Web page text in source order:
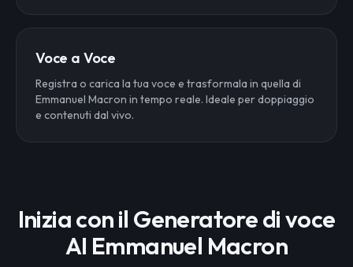
Voce a Voce
Registra o carica la tua voce e trasformala in quella di
Emmanuel Macron in tempo reale. Ideale per doppiaggio
e contenuti dal vivo.
Inizia con il Generatore di voce
AI Emmanuel Macron